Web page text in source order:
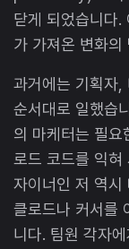
닫게 되었습니다.
가 가져온 변화의
과거에는 기획자,
순서대로 일했습
의 마케터는 필요
로드 코드를 익혀
자이너인 저 역시
클로드나 커서를
니다. 팀원 각자